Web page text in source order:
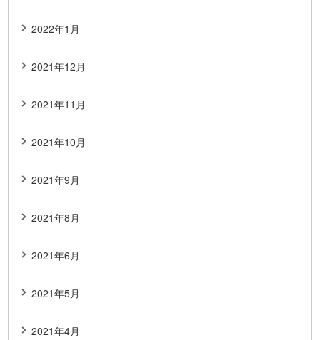
2022年1月
2021年12月
2021年11月
2021年10月
2021年9月
2021年8月
2021年6月
2021年5月
2021年4月